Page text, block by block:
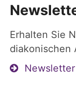
Erhalten Sie
diakonischen